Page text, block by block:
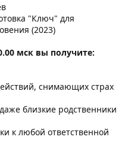
"Ключ" для
(2023)
мск вы получите:
снимающих страх
близкие родственники
к любой ответственной